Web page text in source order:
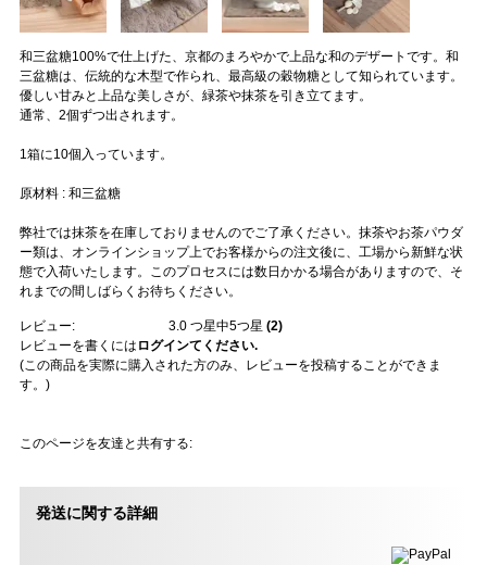
和三盆糖100%で仕上げた、京都のまろやかで上品な和のデザートです。和
三盆糖は、伝統的な木型で作られ、最高級の穀物糖として知られています。
優しい甘みと上品な美しさが、緑茶や抹茶を引き立てます。
通常、2個ずつ出されます。
1箱に10個入っています。
原材料 : 和三盆糖
弊社では抹茶を在庫しておりませんのでご了承ください。抹茶やお茶パウダ
ー類は、オンラインショップ上でお客様からの注文後に、工場から新鮮な状
態で入荷いたします。このプロセスには数日かかる場合がありますので、そ
れまでの間しばらくお待ちください。
レビュー: 3.0つ星中5つ星 (2)
レビューを書くには ログインてください.
(この商品を実際に購入された方のみ、レビューを投稿することができま
す。)
このページを友達と共有する:
発送に関する詳細